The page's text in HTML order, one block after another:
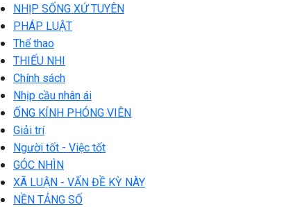
NHỊP SỐNG XỨ TUYÊN
PHÁP LUẬT
Thể thao
THIẾU NHI
Chính sách
Nhịp cầu nhân ái
ỐNG KÍNH PHÓNG VIÊN
Giải trí
Người tốt - Việc tốt
GÓC NHÌN
XÃ LUẬN - VẤN ĐỀ KỲ NÀY
NỀN TẢNG SỐ